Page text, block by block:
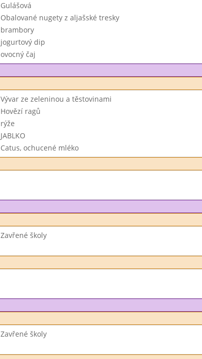
Gulášová
Obalované nugety z aljašské tresky
brambory
jogurtový dip
ovocný čaj
Vývar ze zeleninou a těstovinami
Hovězí ragů
rýže
JABLKO
Catus, ochucené mléko
Zavřené školy
Zavřené školy